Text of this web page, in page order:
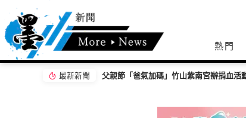
熱門
最新新聞 父親節「爸氣加碼」竹山紫南宮辦捐血